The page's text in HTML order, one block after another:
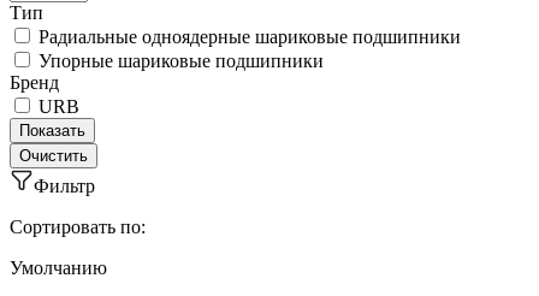
Тип
Радиальные одноядерные шариковые подшипники
Упорные шариковые подшипники
Бренд
URB
Фильтр
Сортировать по:
Умолчанию